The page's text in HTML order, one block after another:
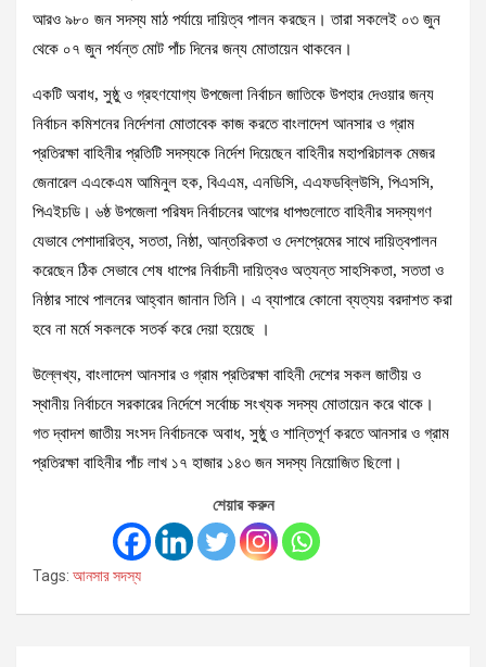
আরও ৯৮০ জন সদস্য মাঠ পর্যায়ে দায়িত্ব পালন করছেন। তারা সকলেই ০৩ জুন
থেকে ০৭ জুন পর্যন্ত মোট পাঁচ দিনের জন্য মোতায়েন থাকবেন।
একটি অবাধ, সুষ্ঠু ও গ্রহণযোগ্য উপজেলা নির্বাচন জাতিকে উপহার দেওয়ার জন্য
নির্বাচন কমিশনের নির্দেশনা মোতাবেক কাজ করতে বাংলাদেশ আনসার ও গ্রাম
প্রতিরক্ষা বাহিনীর প্রতিটি সদস্যকে নির্দেশ দিয়েছেন বাহিনীর মহাপরিচালক মেজর
জেনারেল এএকেএম আমিনুল হক, বিএএম, এনডিসি, এএফডব্লিউসি, পিএসসি,
পিএইচডি। ৬ষ্ঠ উপজেলা পরিষদ নির্বাচনের আগের ধাপগুলোতে বাহিনীর সদস্যগণ
যেভাবে পেশাদারিত্ব, সততা, নিষ্ঠা, আন্তরিকতা ও দেশপ্রেমের সাথে দায়িত্বপালন
করেছেন ঠিক সেভাবে শেষ ধাপের নির্বাচনী দায়িত্বও অত্যন্ত সাহসিকতা, সততা ও
নিষ্ঠার সাথে পালনের আহ্বান জানান তিনি। এ ব্যাপারে কোনো ব্যত্যয় বরদাশত করা
হবে না মর্মে সকলকে সতর্ক করে দেয়া হয়েছে ।
উল্লেখ্য, বাংলাদেশ আনসার ও গ্রাম প্রতিরক্ষা বাহিনী দেশের সকল জাতীয় ও
স্থানীয় নির্বাচনে সরকারের নির্দেশে সর্বোচ্চ সংখ্যক সদস্য মোতায়েন করে থাকে।
গত দ্বাদশ জাতীয় সংসদ নির্বাচনকে অবাধ, সুষ্ঠু ও শান্তিপূর্ণ করতে আনসার ও গ্রাম
প্রতিরক্ষা বাহিনীর পাঁচ লাখ ১৭ হাজার ১৪৩ জন সদস্য নিয়োজিত ছিলো।
শেয়ার করুন
Tags: আনসার সদস্য